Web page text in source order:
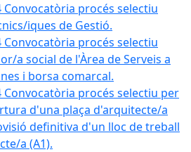
Convocatòria procés selectiu
iques de Gestió.
Convocatòria procés selectiu
a social de l'Àrea de Serveis a
i borsa comarcal.
Convocatòria procés selectiu per
d'una plaça d'arquitecte/a
definitiva d'un lloc de treball
a (A1).